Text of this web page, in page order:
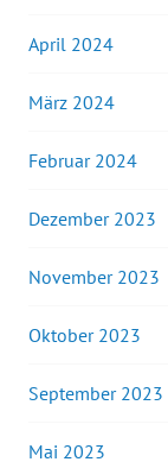
April 2024
März 2024
Februar 2024
Dezember 2023
November 2023
Oktober 2023
September 2023
Mai 2023